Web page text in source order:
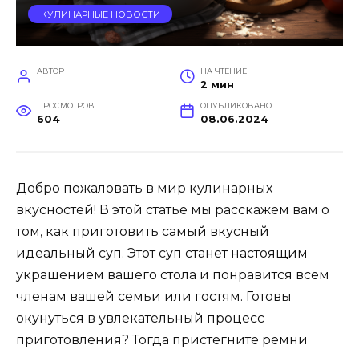
КУЛИНАРНЫЕ НОВОСТИ
АВТОР НА ЧТЕНИЕ
2 мин
ПРОСМОТРОВ
604
ОПУБЛИКОВАНО
08.06.2024
Добро пожаловать в мир кулинарных
вкусностей! В этой статье мы расскажем вам о
том, как приготовить самый вкусный
идеальный суп. Этот суп станет настоящим
украшением вашего стола и понравится всем
членам вашей семьи или гостям. Готовы
окунуться в увлекательный процесс
приготовления? Тогда пристегните ремни